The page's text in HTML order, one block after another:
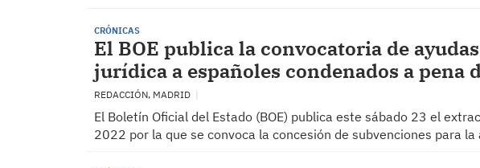
CRÓNICAS
El BOE publica la convocatoria de
jurídica a españoles condenados a pena
REDACCIÓN, MADRID
El Boletín Oficial del Estado (BOE) publica este sábado 23 el
2022 por la que se convoca la concesión de subvenciones para